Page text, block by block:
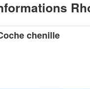
chenille